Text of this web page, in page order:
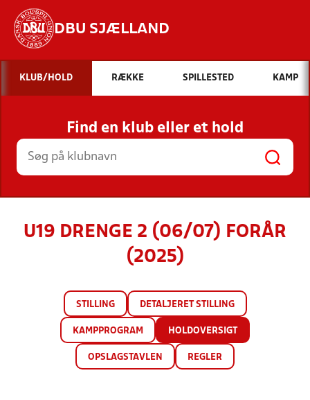
DBU SJÆLLAND
Hvad vil du søge efter?
INDHOLD OG NYHEDER
STILLINGER, RESULTATER, KLUBBER OG
HOLD
KLUB/HOLD RÆKKE SPILLESTED KAMP
Find en klub eller et hold
U19 DRENGE 2 (06/07) FORÅR
(2025)
STILLING DETALJERET STILLING
KAMPPROGRAM HOLDOVERSIGT
OPSLAGSTAVLEN REGLER